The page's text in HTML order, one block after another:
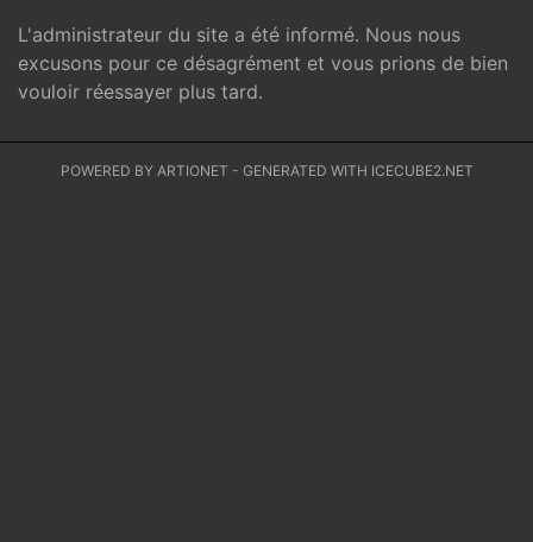
L'administrateur du site a été informé. Nous nous
excusons pour ce désagrément et vous prions de bien
vouloir réessayer plus tard.
POWERED BY ARTIONET - GENERATED WITH ICECUBE2.NET